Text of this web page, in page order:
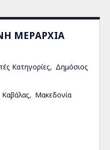
ΜΕΡΑΡΧΙΑ
Κατηγορίες
Δημόσιος
Μακεδονία